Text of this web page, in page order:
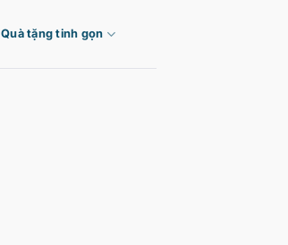
Quà tặng tinh gọn